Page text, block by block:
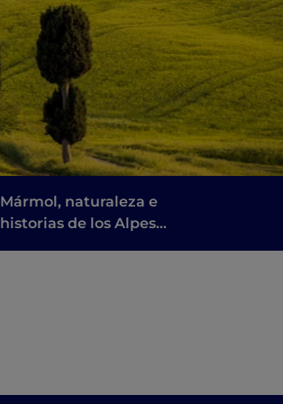
Mármol, naturaleza e
historias de los Alpes